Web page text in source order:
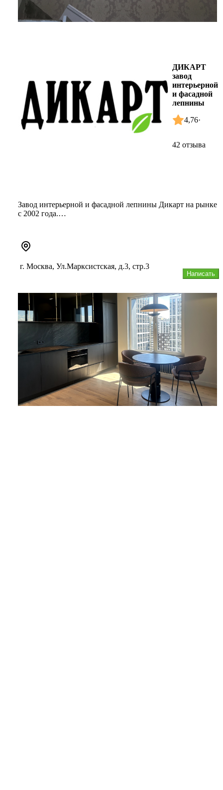
ДИКАРТ
завод
интерьерной
и фасадной
лепнины
4,76·
42 отзыва
Завод интерьерной и фасадной лепнины Дикарт на рынке
с 2002 года.
Написать
г. Москва, Ул.Марксистская, д.3, стр.3